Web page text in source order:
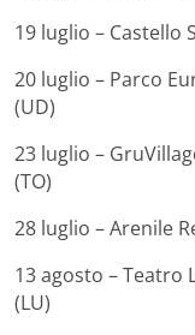
19 luglio – Castello
20 luglio – Parco
(UD)
23 luglio –
(TO)
28 luglio – Arenile
13 agosto – Teatro
(LU)